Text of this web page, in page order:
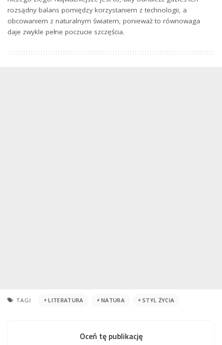
rozsądny balans pomiędzy korzystaniem z technologii, a
obcowaniem z naturalnym światem, ponieważ to równowaga
daje zwykle pełne poczucie szczęścia.
TAGI LITERATURA NATURA STYL ŻYCIA
Oceń tę publikację